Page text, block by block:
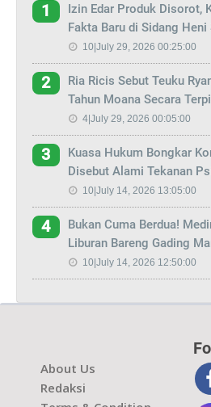
1
Izin Edar Produk Disorot,
Fakta Baru di Sidang Heni
10|July 29, 2026 00:25:00
2
Ria Ricis Sebut Teuku
Tahun Moana Secara
4|July 29, 2026 00:05:00
3
Kuasa Hukum Bongkar
Disebut Alami Tekanan
10|July 14, 2026 13:05:00
4
Bukan Cuma Berdua!
Liburan Bareng Gading
10|July 14, 2026 12:50:00
About Us
Redaksi